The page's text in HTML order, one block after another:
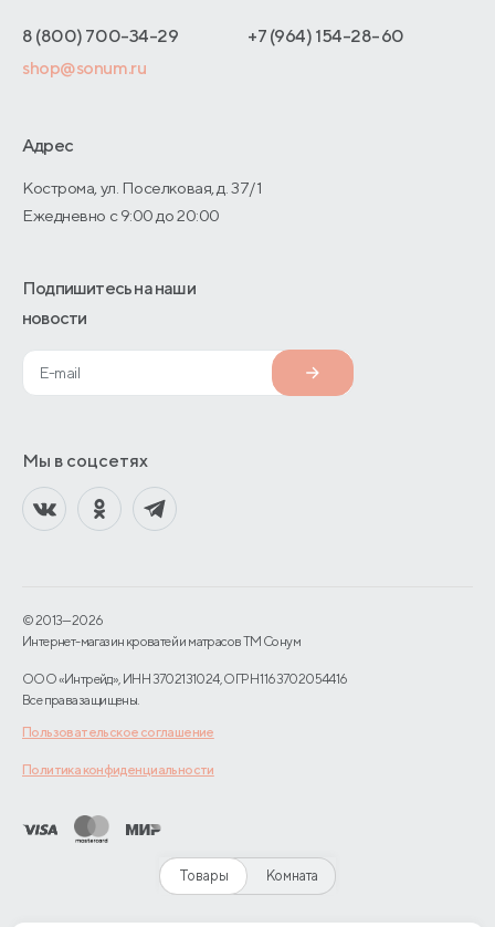
Товары Комната
Адреса магазинов
Договор-оферты
Оптовые продажи
О производстве
8 (800) 700-34-29
+7 (964) 154-28-60
shop@sonum.ru
Адрес
Кострома, ул. Поселковая, д. 37/1
Ежедневно с 9:00 до 20:00
Подпишитесь на наши
новости
Мы в соцсетях
© 2013—2026
Интернет-магазин кроватей и матрасов TM Сонум
ООО «Интрейд», ИНН 3702131024, ОГРН 1163702054416
Все права защищены.
Пользовательское соглашение
Политика конфиденциальности